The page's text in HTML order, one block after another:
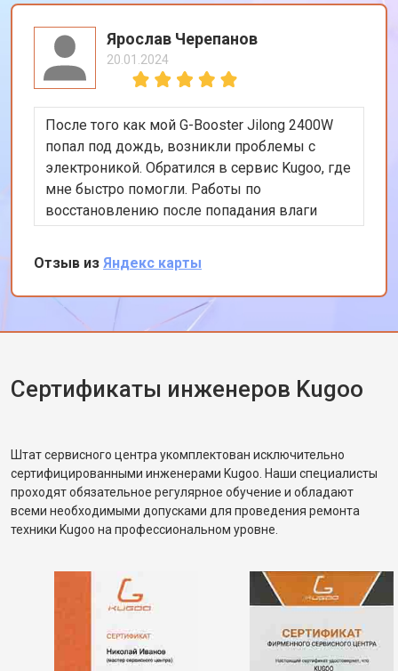
Ярослав Черепанов
20.01.2024
После того как мой G-Booster Jilong 2400W
попал под дождь, возникли проблемы с
электроникой. Обратился в сервис Kugoo, где
мне быстро помогли. Работы по
восстановлению после попадания влаги
были выполнены профессионально. Теперь
мой самокат в идеальном состоянии. Спасибо
за качественный сервис!
Отзыв из Яндекс карты
Сертификаты инженеров Kugoo
Штат сервисного центра укомплектован исключительно
сертифицированными инженерами Kugoo. Наши специалисты
проходят обязательное регулярное обучение и обладают
всеми необходимыми допусками для проведения ремонта
техники Kugoo на профессиональном уровне.